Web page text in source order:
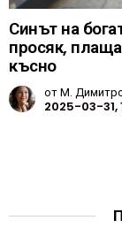
Синът на
просяк,
късно
отМ.
2025-03-31,